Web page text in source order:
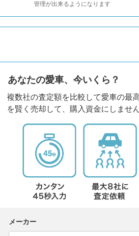
管理が出来るようになります
あなたの愛車、今いくら？
複数社の査定額を比較して愛車の最
を賢く売却して、購入資金にしませ
メーカー